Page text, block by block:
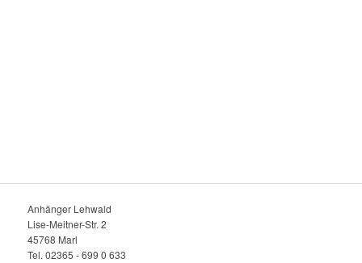
Anhänger Lehwald
Lise-Meitner-Str. 2
45768 Marl
Tel. 02365 - 699 0 633